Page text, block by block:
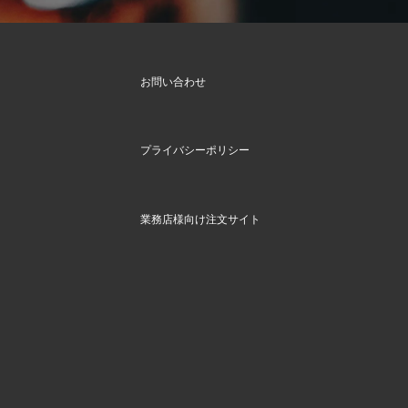
お問い合わせ
プライバシーポリシー
業務店様向け注文サイト